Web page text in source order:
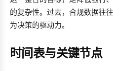
的复杂性。过去，合规数据往
为决策的驱动力。
时间表与关键节点